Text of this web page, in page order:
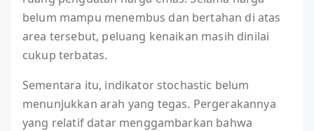
belum mampu menembus dan bertahan di atas
area tersebut, peluang kenaikan masih dinilai
cukup terbatas.
Sementara itu, indikator stochastic belum
menunjukkan arah yang tegas. Pergerakannya
yang relatif datar menggambarkan bahwa